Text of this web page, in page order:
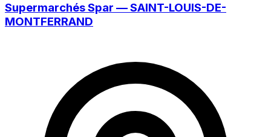
Supermarchés Spar — SAINT-LOUIS-DE-
MONTFERRAND